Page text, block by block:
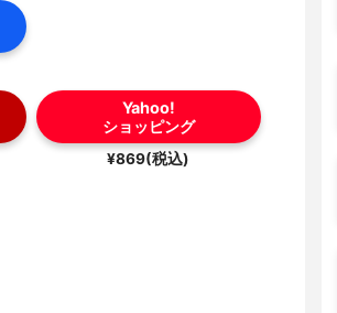
Yahoo!
ショッピング
¥869(税込)